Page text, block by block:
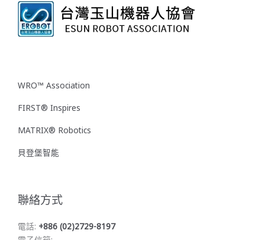
WRO™ Association
FIRST® Inspires
MATRIX® Robotics
貝登堡智能
聯絡方式
電話: +886 (02)2729-8197